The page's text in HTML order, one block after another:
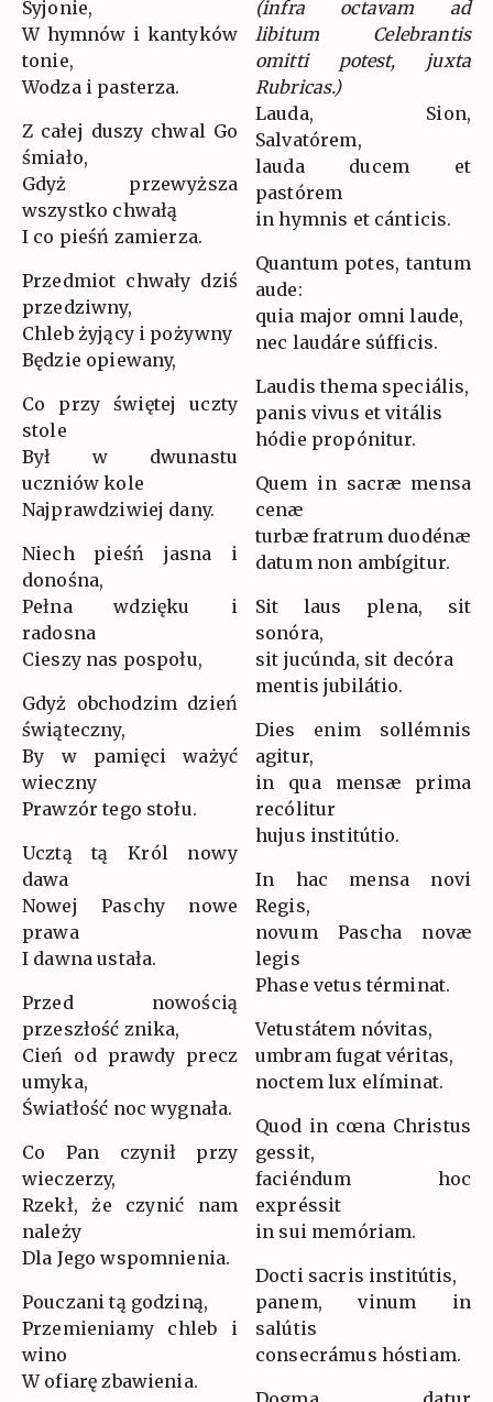
Syjonie,
W hymnów i kantyków
tonie,
Wodza i pasterza.
Z całej duszy chwal Go
śmiało,
Gdyż przewyższa
wszystko chwałą
I co pieśń zamierza.
Przedmiot chwały dziś
przedziwny,
Chleb żyjący i pożywny
Będzie opiewany,
Co przy świętej uczty
stole
Był w dwunastu
uczniów kole
Najprawdziwiej dany.
Niech pieśń jasna i
donośna,
Pełna wdzięku i
radosna
Cieszy nas pospołu,
Gdyż obchodzim dzień
świąteczny,
By w pamięci ważyć
wieczny
Prawzór tego stołu.
Ucztą tą Król nowy
dawa
Nowej Paschy nowe
prawa
I dawna ustała.
Przed nowością
przeszłość znika,
Cień od prawdy precz
umyka,
Światłość noc wygnała.
Co Pan czynił przy
wieczerzy,
Rzekł, że czynić nam
należy
Dla Jego wspomnienia.
Pouczani tą godziną,
Przemieniamy chleb i
wino
W ofiarę zbawienia.
(infra octavam ad
libitum Celebrantis
omitti potest, juxta
Rubricas.)
Lauda, Sion,
Salvatórem,
lauda ducem et
pastórem
in hymnis et cánticis.
Quantum potes, tantum
aude:
quia major omni laude,
nec laudáre súfficis.
Laudis thema speciális,
panis vivus et vitális
hódie propónitur.
Quem in sacræ mensa
cenæ
turbæ fratrum duodénæ
datum non ambígitur.
Sit laus plena, sit
sonóra,
sit jucúnda, sit decóra
mentis jubilátio.
Dies enim sollémnis
agitur,
in qua mensæ prima
recólitur
hujus institútio.
In hac mensa novi
Regis,
novum Pascha novæ
legis
Phase vetus términat.
Vetustátem nóvitas,
umbram fugat véritas,
noctem lux elíminat.
Quod in cœna Christus
gessit,
faciéndum hoc
expréssit
in sui memóriam.
Docti sacris institútis,
panem, vinum in
salútis
consecrámus hóstiam.